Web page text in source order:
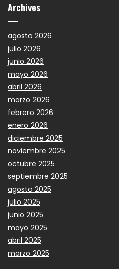
Archives
agosto 2026
julio 2026
junio 2026
mayo 2026
abril 2026
marzo 2026
febrero 2026
enero 2026
diciembre 2025
noviembre 2025
octubre 2025
septiembre 2025
agosto 2025
julio 2025
junio 2025
mayo 2025
abril 2025
marzo 2025